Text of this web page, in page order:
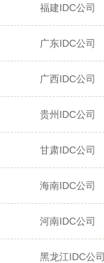
福建IDC公司
广东IDC公司
广西IDC公司
贵州IDC公司
甘肃IDC公司
海南IDC公司
河南IDC公司
黑龙江IDC公司